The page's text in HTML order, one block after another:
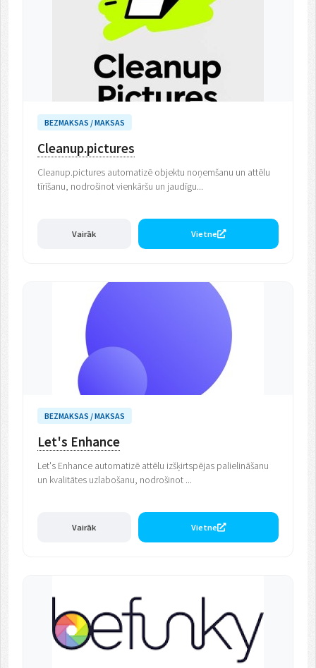
BEZMAKSAS / MAKSAS
Cleanup.pictures
Cleanup.pictures automatizē objektu noņemšanu un attēlu
tīrīšanu, nodrošinot vienkāršu un jaudīgu...
Vairāk Vietne
BEZMAKSAS / MAKSAS
Let's Enhance
Let's Enhance automatizē attēlu izšķirtspējas palielināšanu
un kvalitātes uzlabošanu, nodrošinot ...
Vairāk Vietne